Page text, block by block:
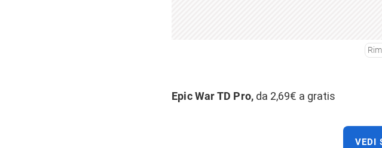
Epic War TD Pro, da 2,69€ a gratis
VEDI